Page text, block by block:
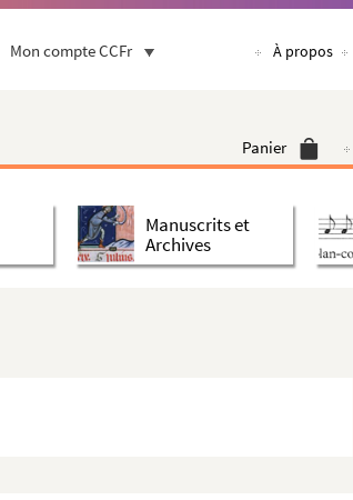
Mon compte CCFr À propos
Panier
Manuscrits et
Archives